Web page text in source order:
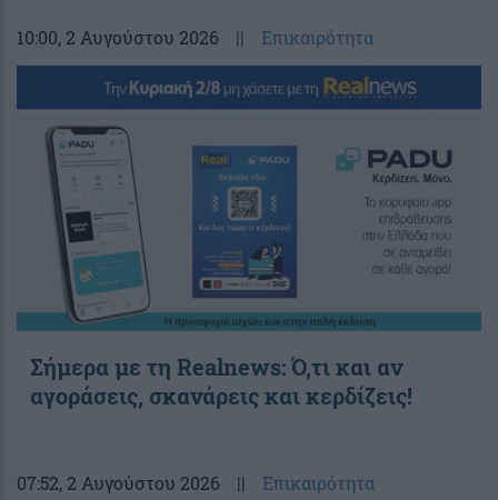
10:00, 2 Αυγούστου 2026 || Επικαιρότητα
Σήμερα με τη Realnews: Ό,τι και αν
αγοράσεις, σκανάρεις και κερδίζεις!
07:52, 2 Αυγούστου 2026 || Επικαιρότητα